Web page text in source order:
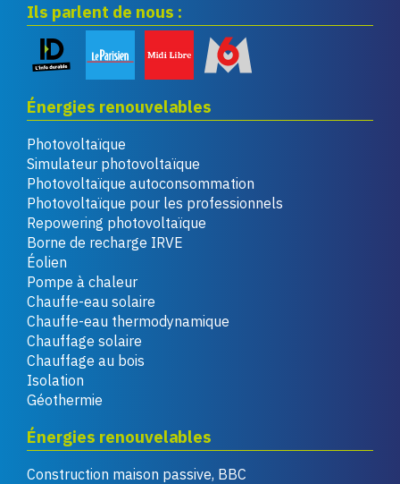
Ils parlent de nous :
Énergies renouvelables
Photovoltaïque
Simulateur photovoltaïque
Photovoltaïque autoconsommation
Photovoltaïque pour les professionnels
Repowering photovoltaïque
Borne de recharge IRVE
Éolien
Pompe à chaleur
Chauffe-eau solaire
Chauffe-eau thermodynamique
Chauffage solaire
Chauffage au bois
Isolation
Géothermie
Énergies renouvelables
Construction maison passive, BBC